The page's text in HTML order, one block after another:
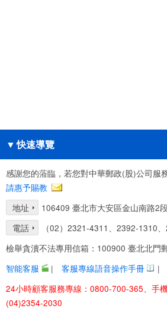
▼ 快速導覽
感謝您的蒞臨，若您對中華郵政(股)公司服
請惠予賜教
地址
106409 臺北市大安區金山南路2
電話
（02）2321-4311、2392-1310
檢舉貪瀆不法專用信箱：100900 臺北北門
智能客服
| 客服專線語音操作手冊
|
24小時顧客服務專線：0800-700-365、手
(04)2354-2030